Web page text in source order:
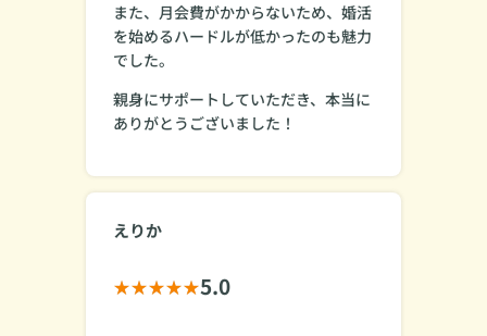
また、月会費がかからないため、婚活
を始めるハードルが低かったのも魅力
でした。
親身にサポートしていただき、本当に
ありがとうございました！
えりか
5.0